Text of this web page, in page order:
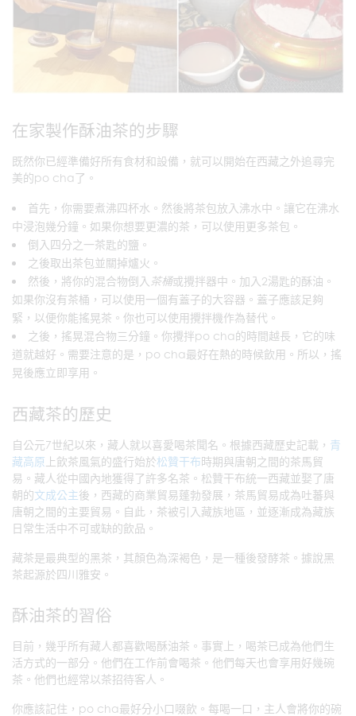
在家製作酥油茶的步驟
既然你已經準備好所有食材和設備，就可以開始在西藏之外追尋完
美的po cha了。
首先，你需要煮沸四杯水。然後將茶包放入沸水中。讓它在沸水
中浸泡幾分鐘。如果你想要更濃的茶，可以使用更多茶包。
倒入四分之一茶匙的鹽。
之後取出茶包並關掉爐火。
然後，將你的混合物倒入 茶桶或攪拌器中。加入2湯匙的酥油。
如果你沒有茶桶，可以使用一個有蓋子的大容器。蓋子應該足夠
緊，以便你能搖晃茶。你也可以使用攪拌機作為替代。
之後，搖晃混合物三分鐘。你攪拌po cha的時間越長，它的味
道就越好。需要注意的是，po cha最好在熱的時候飲用。所以，搖
晃後應立即享用。
西藏茶的歷史
自公元7世紀以來，藏人就以喜愛喝茶聞名。根據西藏歷史記載， 青
藏高原 上飲茶風氣的盛行始於松贊干布時期與唐朝之間的茶馬貿
易。藏人從中國內地獲得了許多名茶。松贊干布統一西藏並娶了唐
朝的文成公主後，西藏的商業貿易蓬勃發展，茶馬貿易成為吐蕃與
唐朝之間的主要貿易。自此，茶被引入藏族地區，並逐漸成為藏族
日常生活中不可或缺的飲品。
藏茶是最典型的黑茶，其顏色為深褐色，是一種後發酵茶。據說黑
茶起源於四川雅安。
酥油茶的習俗
目前，幾乎所有藏人都喜歡喝酥油茶。事實上，喝茶已成為他們生
活方式的一部分。他們在工作前會喝茶。他們每天也會享用好幾碗
茶。他們也經常以茶招待客人。
你應該記住，po cha最好分小口啜飲。每喝一口，主人會將你的碗